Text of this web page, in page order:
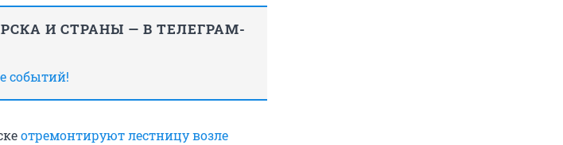
И СТРАНЫ — В ТЕЛЕГРАМ-
событий!
отремонтируют лестницу возле